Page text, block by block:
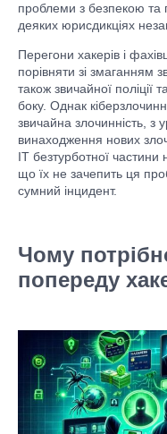
проблеми з безпекою та
деяких юрисдикціях
Перегони хакерів і
порівняти зі змаганням
також звичайної поліції
боку. Однак
звичайна злочинність, з
винаходження нових
ІТ безтурботної
що їх не зачепить ця
сумний інцидент.
Чому
попереду